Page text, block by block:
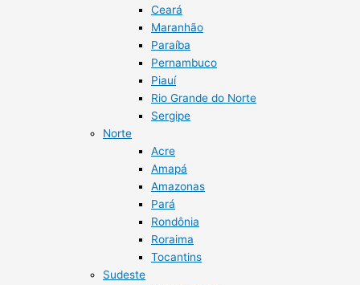
Ceará
Maranhão
Paraíba
Pernambuco
Piauí
Rio Grande do Norte
Sergipe
Norte
Acre
Amapá
Amazonas
Pará
Rondônia
Roraima
Tocantins
Sudeste